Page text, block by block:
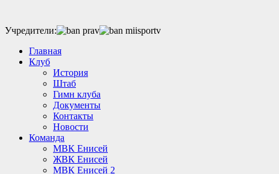
Учредители:
Главная
Клуб
История
Штаб
Гимн клуба
Документы
Контакты
Новости
Команда
МВК Енисей
ЖВК Енисей
МВК Енисей 2